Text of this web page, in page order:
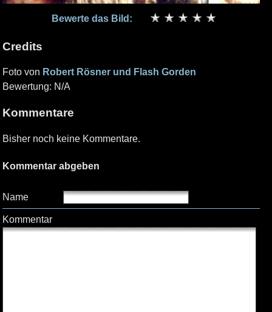
Bewerte das Bild:
Credits
Foto von Robert Rösner und Flash Gorden
Bewertung: N/A
Kommentare
Bisher noch keine Kommentare.
Kommentar abgeben
Name
Kommentar